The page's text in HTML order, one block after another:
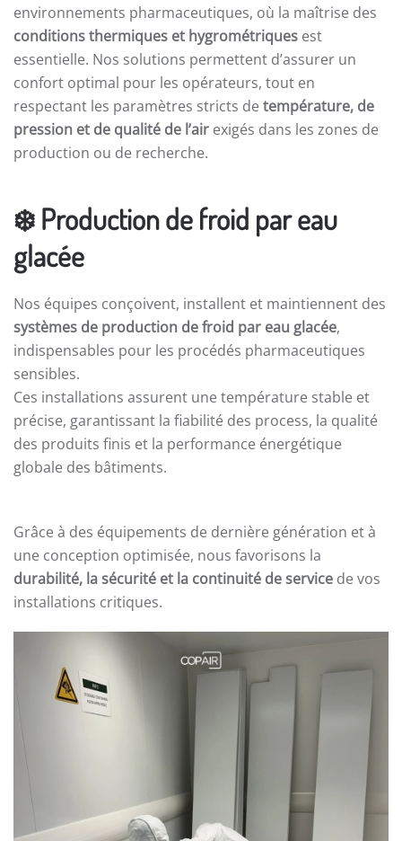
environnements pharmaceutiques, où la maîtrise des
conditions thermiques et hygrométriques est
essentielle. Nos solutions permettent d’assurer un
confort optimal pour les opérateurs, tout en
respectant les paramètres stricts de température, de
pression et de qualité de l’air exigés dans les zones de
production ou de recherche.
❄️Production de froid par eau
glacée
Nos équipes conçoivent, installent et maintiennent des
systèmes de production de froid par eau glacée,
indispensables pour les procédés pharmaceutiques
sensibles.
Ces installations assurent une température stable et
précise, garantissant la fiabilité des process, la qualité
des produits finis et la performance énergétique
globale des bâtiments.
Grâce à des équipements de dernière génération et à
une conception optimisée, nous favorisons la
durabilité, la sécurité et la continuité de service de vos
installations critiques.